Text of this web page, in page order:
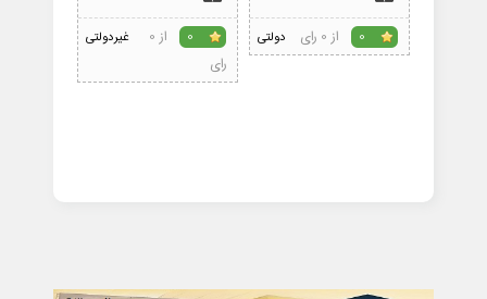
دولتی 0 از 0 رای غیردولتی 0
از 0
رای